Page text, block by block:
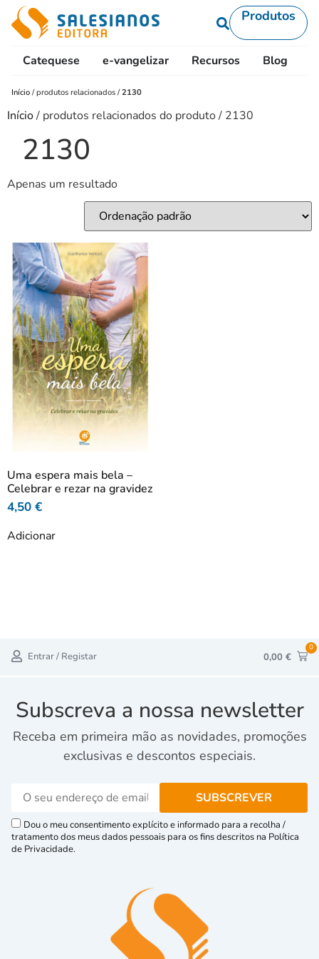
Produtos
Catequese e-vangelizar Recursos Blog
Início /produtos relacionados /2130
Início/ produtos relacionados do produto / 2130
2130
Apenas um resultado
Uma espera mais bela –
Celebrar e rezar na gravidez
4,50 €
Adicionar
Entrar / Registar 0,00 €
0
Subscreva a nossa newsletter
Receba em primeira mão as novidades, promoções
exclusivas e descontos especiais.
Dou o meu consentimento explícito e informado para a recolha /
tratamento dos meus dados pessoais para os fins descritos na Política
de Privacidade.